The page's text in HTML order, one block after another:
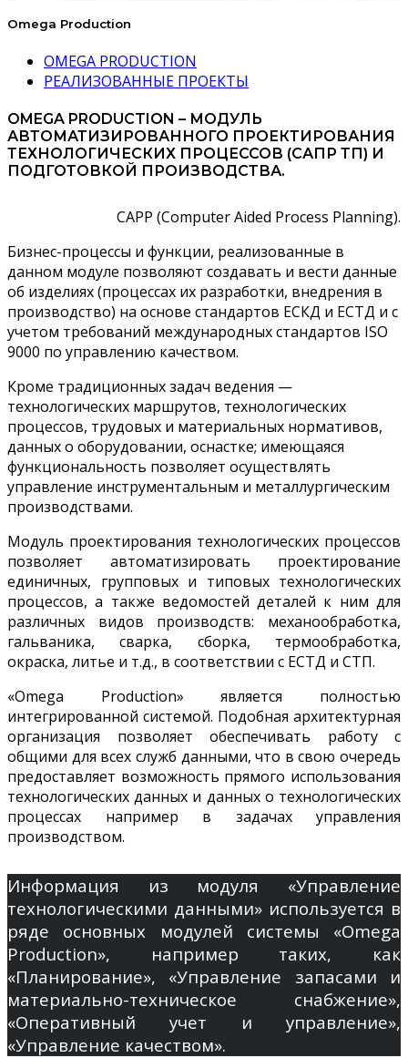
Omega Production
OMEGA PRODUCTION
РЕАЛИЗОВАННЫЕ ПРОЕКТЫ
OMEGA PRODUCTION – МОДУЛЬ
АВТОМАТИЗИРОВАННОГО ПРОЕКТИРОВАНИЯ
ТЕХНОЛОГИЧЕСКИХ ПРОЦЕССОВ (САПР ТП) И
ПОДГОТОВКОЙ ПРОИЗВОДСТВА.
САРР (Computer Aided Process Planning).
Бизнес-процессы и функции, реализованные в
данном модуле позволяют создавать и вести данные
об изделиях (процессах их разработки, внедрения в
производство) на основе стандартов ЕСКД и ЕСТД и с
учетом требований международных стандартов ISO
9000 по управлению качеством.
Кроме традиционных задач ведения —
технологических маршрутов, технологических
процессов, трудовых и материальных нормативов,
данных о оборудовании, оснастке; имеющаяся
функциональность позволяет осуществлять
управление инструментальным и металлургическим
производствами.
Модуль проектирования технологических процессов
позволяет автоматизировать проектирование
единичных, групповых и типовых технологических
процессов, а также ведомостей деталей к ним для
различных видов производств: механообработка,
гальваника, сварка, сборка, термообработка,
окраска, литье и т.д., в соответствии с ЕСТД и СТП.
«Omega Production» является полностью
интегрированной системой. Подобная архитектурная
организация позволяет обеспечивать работу с
общими для всех служб данными, что в свою очередь
предоставляет возможность прямого использования
технологических данных и данных о технологических
процессах например в задачах управления
производством.
Информация из модуля «Управление
технологическими данными» используется в
ряде основных модулей системы «Omega
Production», например таких, как
«Планирование», «Управление запасами и
материально-техническое снабжение»,
«Оперативный учет и управление»,
«Управление качеством».